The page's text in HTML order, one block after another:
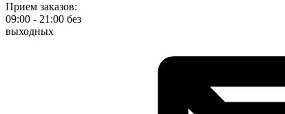
Прием заказов:
09:00 - 21:00 без
выходных